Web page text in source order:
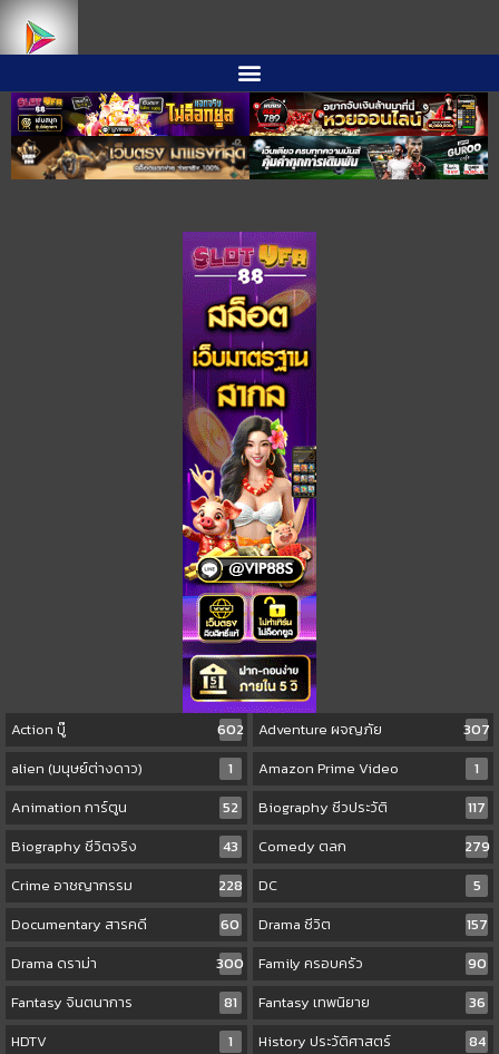
Action บู๊ 602 Adventure ผจญภัย
307
alien (มนุษย์ต่างดาว)
1 Amazon Prime Video
1
Animation การ์ตูน
52 Biography ชีวประวัติ
117
Biography ชีวิตจริง
43 Comedy ตลก
279
Crime อาชญากรรม
228 DC
5
Documentary สารคดี
60 Drama ชีวิต
157
Drama ดราม่า
300 Family ครอบครัว
90
Fantasy จินตนาการ
81 Fantasy เทพนิยาย
36
HDTV
1 History ประวัติศาสตร์
84